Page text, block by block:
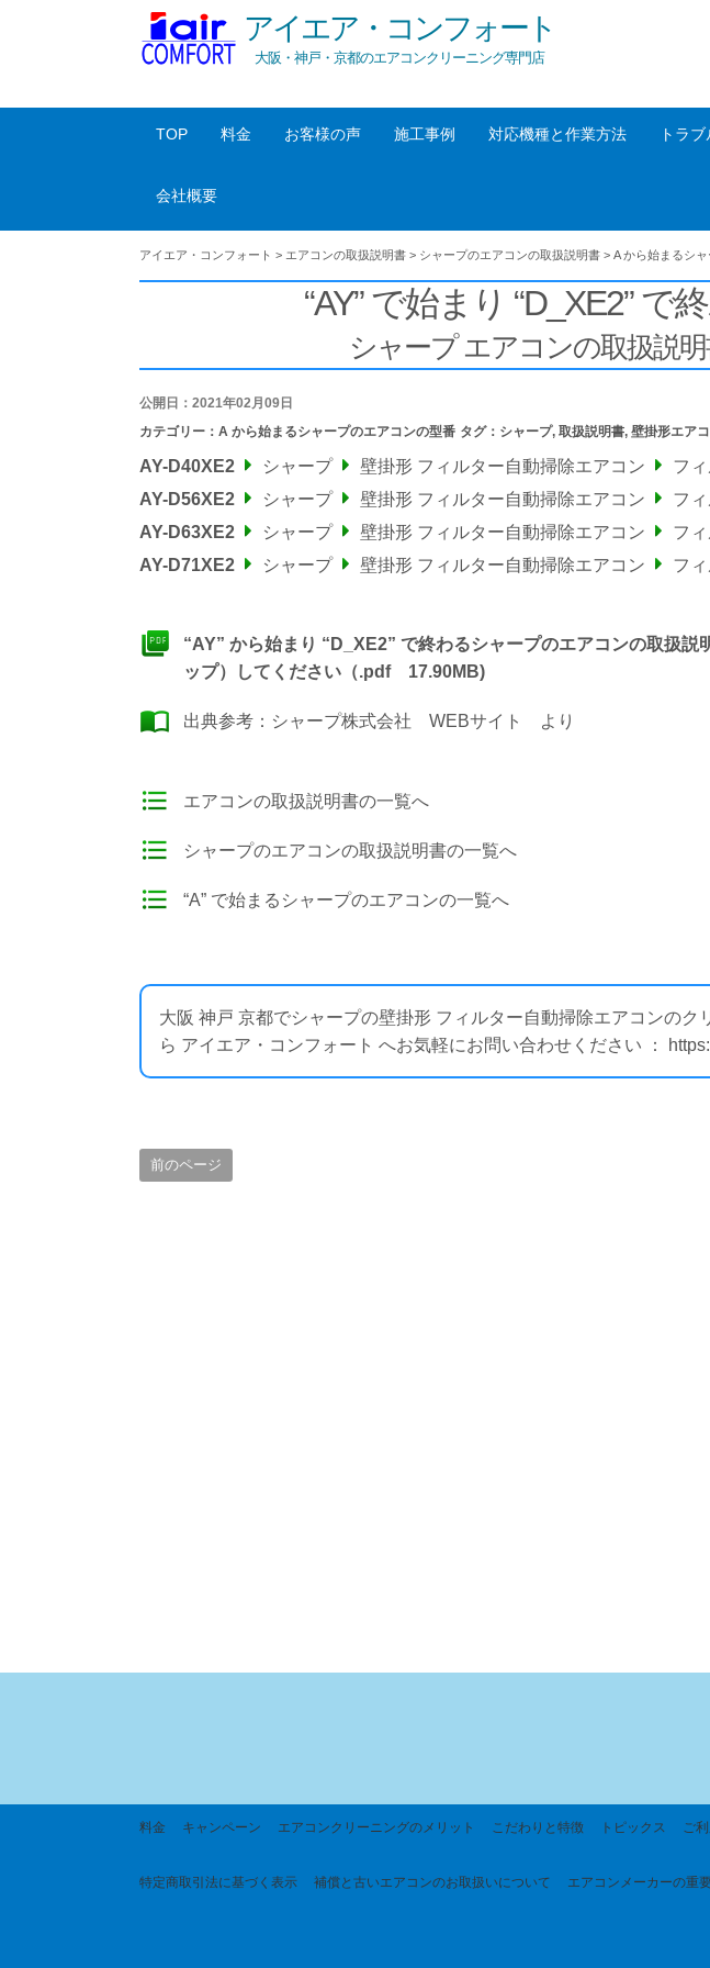
アイエア・コンフォート
大阪・神戸・京都のエアコンクリーニング専門店
TOP 料金 お客様の声 施工事例 対応機種と作業方法 トラ
会社概要
アイエア・コンフォート > エアコンの取扱説明書 > シャープのエアコンの取扱説明書 > A から始まるシ
“AY” で始まり “D_XE2” で
シャープ エアコンの取扱説
公開日：2021年02月09日
カテゴリー： A から始まるシャープのエアコンの型番 タグ： シャープ, 取扱説明書, 壁掛形エア
AY-D40XE2 シャープ 壁掛形 フィルター自動掃除エアコン フ
AY-D56XE2
シャープ 壁掛形 フィルター自動掃除エアコン フ
AY-D63XE2
シャープ 壁掛形 フィルター自動掃除エアコン フ
AY-D71XE2
シャープ 壁掛形 フィルター自動掃除エアコン フ
“AY” から始まり “D_XE2” で終わるシャープのエアコンの取扱説
ップ）してください（.pdf 17.90MB)
出典参考： シャープ株式会社 WEBサイト より
エアコンの取扱説明書の一覧へ
シャープのエアコンの取扱説明書の一覧へ
“A” で始まるシャープのエアコンの一覧へ
大阪 神戸 京都でシャープの壁掛形 フィルター自動掃除エアコンのク
ら アイエア・コンフォート へお気軽にお問い合わせください ：
前のページ
料金 キャンペーン エアコンクリーニングのメリット こだわりと特徴 トピックス ご
特定商取引法に基づく 表示 補償と古いエアコンのお取扱いについて エアコンメーカーの重